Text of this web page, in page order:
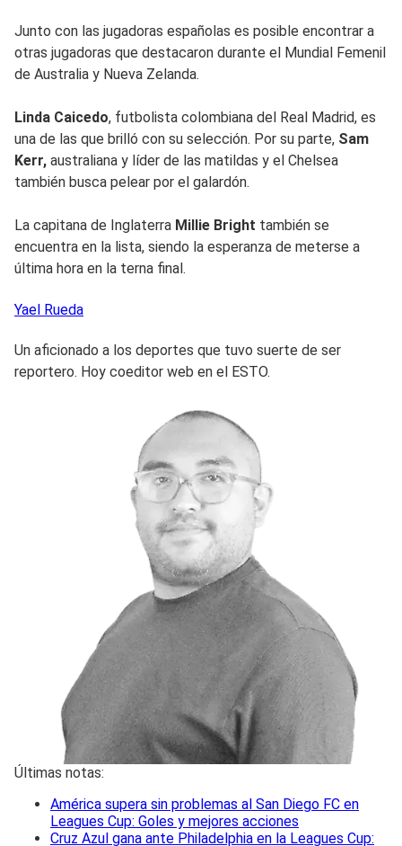
Junto con las jugadoras españolas es posible encontrar a
otras jugadoras que destacaron durante el Mundial Femenil
de Australia y Nueva Zelanda.
Linda Caicedo, futbolista colombiana del Real Madrid, es
una de las que brilló con su selección. Por su parte, Sam
Kerr, australiana y líder de las matildas y el Chelsea
también busca pelear por el galardón.
La capitana de Inglaterra Millie Bright también se
encuentra en la lista, siendo la esperanza de meterse a
última hora en la terna final.
Yael Rueda
Un aficionado a los deportes que tuvo suerte de ser
reportero. Hoy coeditor web en el ESTO.
Últimas notas:
América supera sin problemas al San Diego FC en
Leagues Cup: Goles y mejores acciones
Cruz Azul gana ante Philadelphia en la Leagues Cup: